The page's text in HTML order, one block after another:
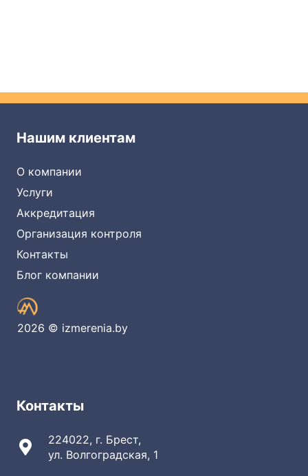
Нашим клиентам
О компании
Услуги
Аккредитация
Организация контроля
Контакты
Блог компании
2026 © izmerenia.by
Контакты
224022, г. Брест,
ул. Волгоградская, 1